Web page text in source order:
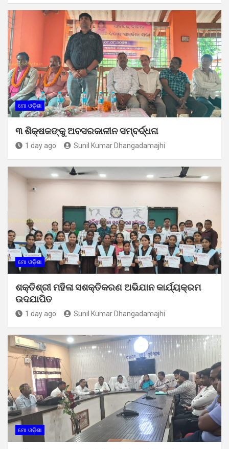
ମୋ ଓଡ଼ିଶା
୩ ଶିକ୍ଷକଙ୍କୁ ଅବସରକାଳୀନ ସମ୍ବର୍ଦ୍ଧନା
1 day ago Sunil Kumar Dhangadamajhi
ମୋ ଓଡ଼ିଶା
ଶକ୍ତିଶ୍ରୀ ମହିଳା ସଶକ୍ତିକରଣ ଅଭିଯାନ କାର୍ଯ୍ୟକ୍ରମ
ଉଦଯାପିତ
1 day ago Sunil Kumar Dhangadamajhi
ମୋ ଓଡ଼ିଶା